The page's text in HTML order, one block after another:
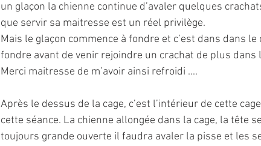
un glaçon la chienne continue d’avaler quelques
que servir sa maitresse est un réel privilège.
Mais le glaçon commence à fondre et c’est dans dans
fondre avant de venir rejoindre un crachat de plus dans
Merci maitresse de m’avoir ainsi refroidi ....
Après le dessus de la cage, c’est l’intérieur de cette
cette séance. La chienne allongée dans la cage, la tête
toujours grande ouverte il faudra avaler la pisse et les